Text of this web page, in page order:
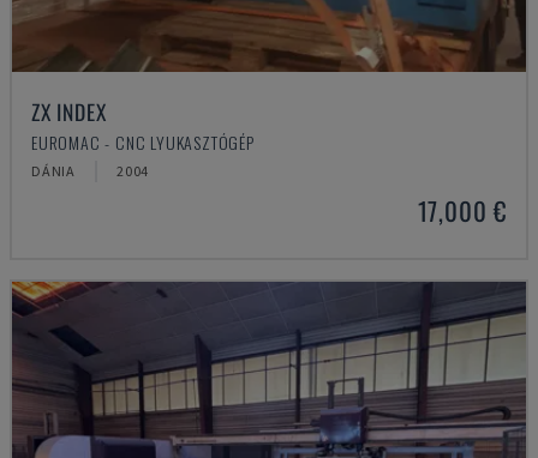
ZX INDEX
EUROMAC - CNC LYUKASZTÓGÉP
DÁNIA 2004
17,000 €